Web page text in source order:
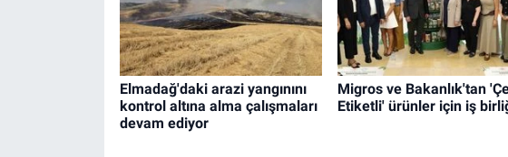
Elmadağ'daki arazi yangınını
kontrol altına alma çalışmaları
devam ediyor
Migros ve Bakanlık'tan
Etiketli' ürünler için iş